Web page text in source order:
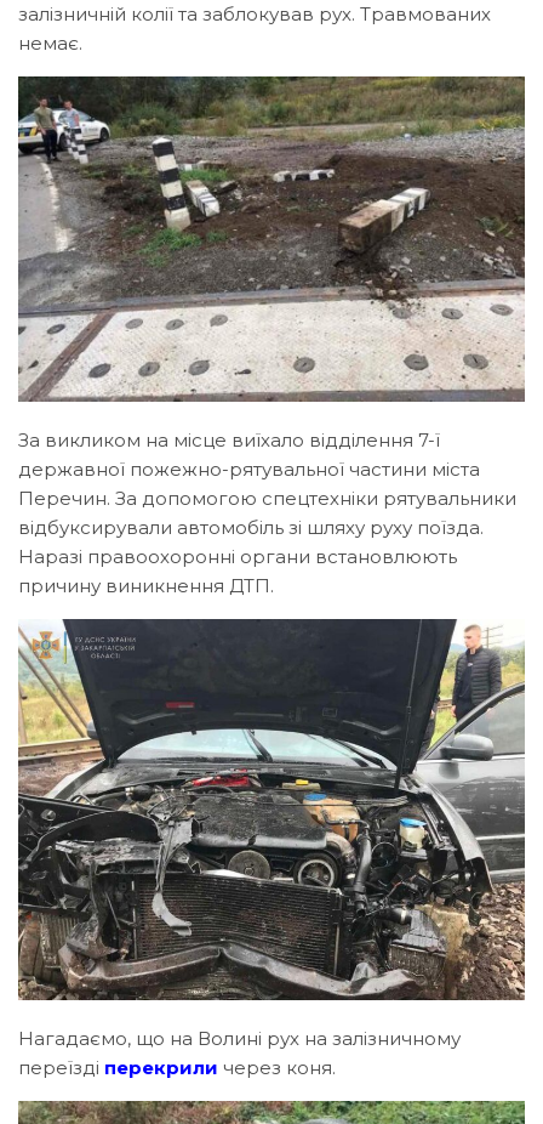
залізничній колії та заблокував рух. Травмованих
немає.
За викликом на місце виїхало відділення 7-ї
державної пожежно-рятувальної частини міста
Перечин. За допомогою спецтехніки рятувальники
відбуксирували автомобіль зі шляху руху поїзда.
Наразі правоохоронні органи встановлюють
причину виникнення ДТП.
Нагадаємо, що на Волині рух на залізничному
переїзді перекрили через коня.